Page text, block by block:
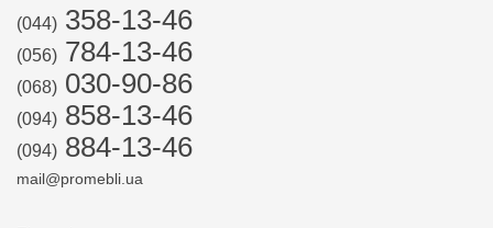
(044) 358-13-46
(056) 784-13-46
(068) 030-90-86
(094) 858-13-46
(094) 884-13-46
mail@promebli.ua